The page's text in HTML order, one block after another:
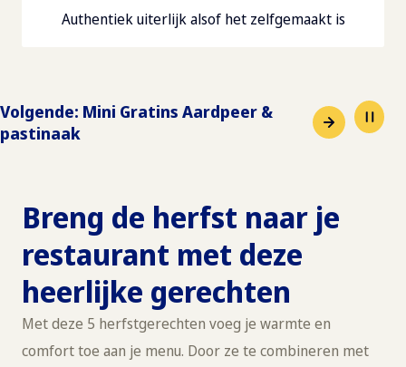
Volgende: Mini Gratins Aardpeer &
pastinaak
Authentiek uiterlijk alsof het zelfgemaakt is
Breng de herfst naar je
restaurant met deze
heerlijke gerechten
Met deze 5 herfstgerechten voeg je warmte en
comfort toe aan je menu. Door ze te combineren met